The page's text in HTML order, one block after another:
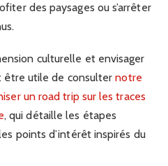
des paysages ou s’arrêter
culturelle et envisager
être utile de consulternotre
un road trip sur les traces
, qui détaille les étapes
points d’intérêt inspirés du